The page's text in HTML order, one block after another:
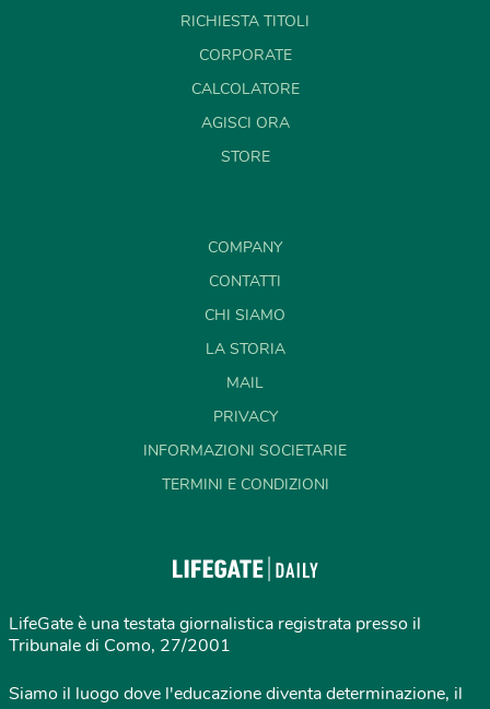
RICHIESTA TITOLI
CORPORATE
CALCOLATORE
AGISCI ORA
STORE
COMPANY
CONTATTI
CHI SIAMO
LA STORIA
MAIL
PRIVACY
INFORMAZIONI SOCIETARIE
TERMINI E CONDIZIONI
LifeGate è una testata giornalistica registrata presso il
Tribunale di Como, 27/2001
Siamo il luogo dove l'educazione diventa determinazione, il